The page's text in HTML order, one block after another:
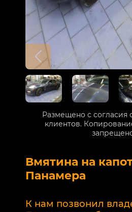
Вмятина на
Панамера
К нам позвонил
Размещено с согласия
клиентов.